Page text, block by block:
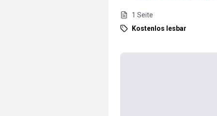
1 Seite
Kostenlos lesbar